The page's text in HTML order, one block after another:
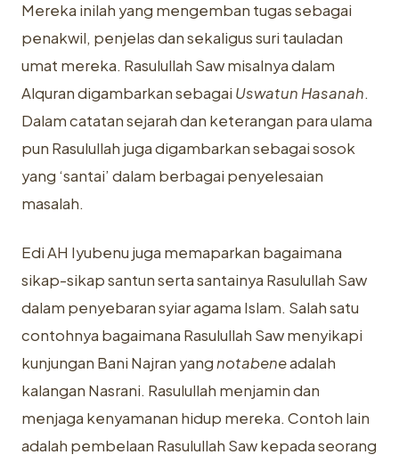
Mereka inilah yang mengemban tugas sebagai
penakwil, penjelas dan sekaligus suri tauladan
umat mereka. Rasulullah Saw misalnya dalam
Alquran digambarkan sebagai Uswatun Hasanah.
Dalam catatan sejarah dan keterangan para ulama
pun Rasulullah juga digambarkan sebagai sosok
yang ‘santai’ dalam berbagai penyelesaian
masalah.
Edi AH Iyubenu juga memaparkan bagaimana
sikap-sikap santun serta santainya Rasulullah Saw
dalam penyebaran syiar agama Islam. Salah satu
contohnya bagaimana Rasulullah Saw menyikapi
kunjungan Bani Najran yangnotabeneadalah
kalangan Nasrani. Rasulullah menjamin dan
menjaga kenyamanan hidup mereka. Contoh lain
adalah pembelaan Rasulullah Saw kepada seorang